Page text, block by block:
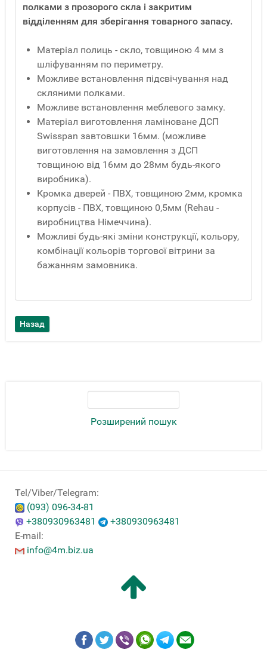
Розширений пошук
полками з прозорого скла і закритим
відділенням для зберігання товарного запасу.
Матеріал полиць - скло, товщиною 4 мм з
шліфуванням по периметру.
Можливе встановлення підсвічування над
скляними полками.
Можливе встановлення меблевого замку.
Матеріал виготовлення ламіноване ДСП
Swisspan завтовшки 16мм. (можливе
виготовлення на замовлення з ДСП
товщиною від 16мм до 28мм будь-якого
виробника).
Кромка дверей - ПВХ, товщиною 2мм, кромка
корпусів - ПВХ, товщиною 0,5мм (Rehau -
виробництва Німеччина).
Можливі будь-які зміни конструкції, кольору,
комбінації кольорів торгової вітрини за
бажанням замовника.
Tel/Viber/Telegram:
(093) 096-34-81
+380930963481
+380930963481
E-mail:
info@4m.biz.ua